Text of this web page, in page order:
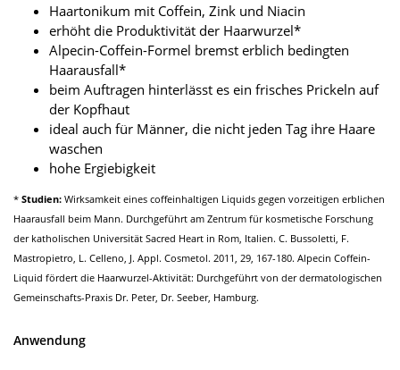
Haartonikum mit Coffein, Zink und Niacin
erhöht die Produktivität der Haarwurzel*
Alpecin-Coffein-Formel bremst erblich bedingten
Haarausfall*
beim Auftragen hinterlässt es ein frisches Prickeln auf
der Kopfhaut
ideal auch für Männer, die nicht jeden Tag ihre Haare
waschen
hohe Ergiebigkeit
* Studien: Wirksamkeit eines coffeinhaltigen Liquids gegen vorzeitigen erblichen
Haarausfall beim Mann. Durchgeführt am Zentrum für kosmetische Forschung
der katholischen Universität Sacred Heart in Rom, Italien. C. Bussoletti, F.
Mastropietro, L. Celleno, J. Appl. Cosmetol. 2011, 29, 167-180. Alpecin Coffein-
Liquid fördert die Haarwurzel-Aktivität: Durchgeführt von der dermatologischen
Gemeinschafts-Praxis Dr. Peter, Dr. Seeber, Hamburg.
Anwendung